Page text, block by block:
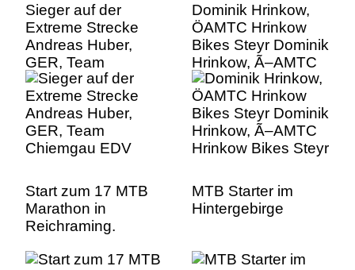
Sieger auf der
Extreme Strecke
Andreas Huber,
GER, Team
Chiemgau EDV
Dominik Hrinkow,
ÖAMTC Hrinkow
Bikes Steyr Dominik
Hrinkow, Ã–AMTC
Hrinkow Bikes Steyr
Start zum 17 MTB
Marathon in
Reichraming.
MTB Starter im
Hintergebirge